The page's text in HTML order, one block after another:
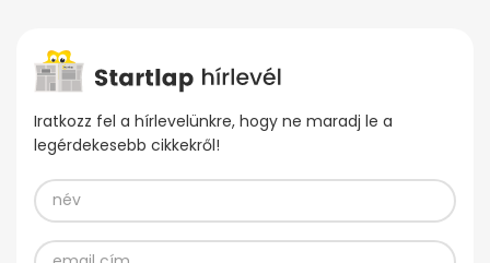
Iratkozz fel a hírlevelünkre, hogy ne maradj le a
legérdekesebb cikkekről!